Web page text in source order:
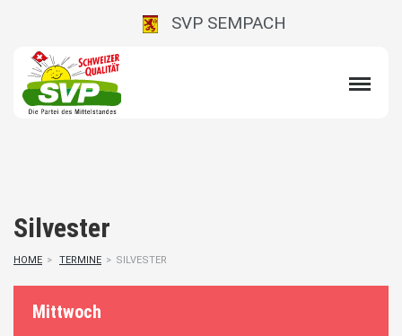
SVP SEMPACH
Silvester
HOME > TERMINE > SILVESTER
Mittwoch